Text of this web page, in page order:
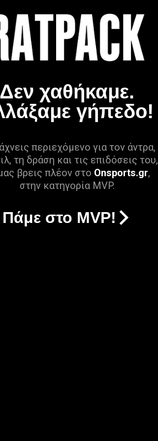
Δεν χαθήκαμε.
γήπεδο!
περιεχόμενο για τον άντρα,
τη δράση και τις επιδόσεις του,
βρεις πλέον στο Onsports.gr,
στην κατηγορία MVP.
Πάμε στο MVP!